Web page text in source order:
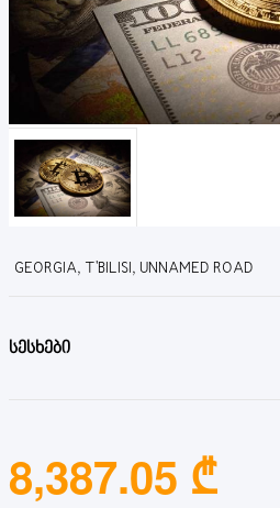
GEORGIA, T'BILISI, UNNAMED ROAD
სესხები
8,387.05 ₾